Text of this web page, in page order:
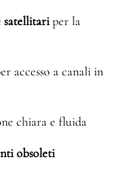
satellitariper la
accesso a canali in
chiara e fluida
obsoleti